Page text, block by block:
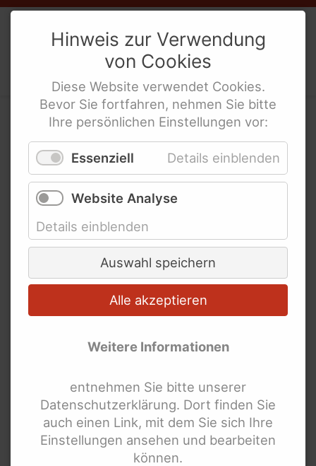
Weibernetze.V.
Politische Interes­sen­ver­tre­tung
behinderte Frauen
Bundesweite
Verbände und
Organisationen für
behinderte Frauen und
Männer
Aktion Mensch
Hinweis zur Verwendung
von Cookies
Diese Website verwendet Cookies.
Bevor Sie fortfahren, nehmen Sie bitte
Ihre persönlichen Einstellungen vor:
Essenziell Details einblenden
Website Analyse
Details einblenden
Auswahl speichern
Alle akzeptieren
Weitere Informationen
entnehmen Sie bitte unserer
Datenschutzerklärung. Dort finden Sie
auch einen Link, mit dem Sie sich Ihre
Einstellungen ansehen und bearbeiten
können.